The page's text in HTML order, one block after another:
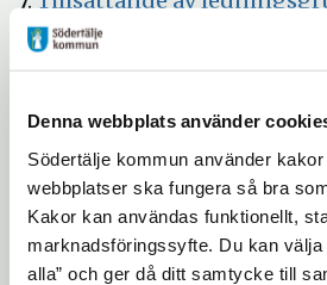
Denna webbplats använder
Södertälje kommun använder
webbplatser ska fungera så bra
Kakor kan användas funktionellt,
marknadsföringssyfte. Du kan välja
alla” och ger då ditt samtycke till
yrkeshögskoleutbildningar
i
8. Ärendebalans
9. Meddelanden/
10. Delegeringsbeslut
11. Övriga frågor
Uppdaterad: 2018-02-26